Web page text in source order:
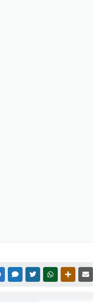
FACEBOOKMESSENGER
TWITTERWHATSAPP